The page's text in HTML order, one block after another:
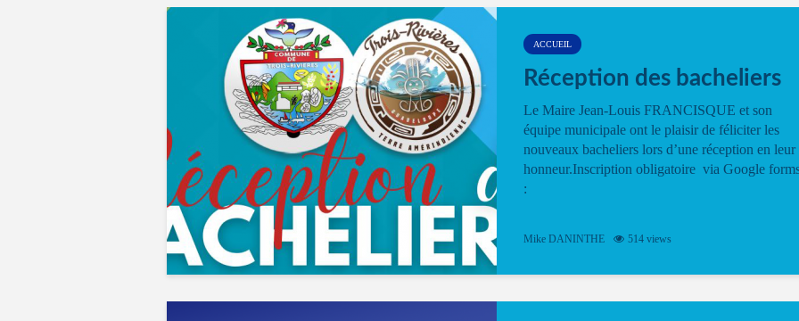
ACCUEIL
Réception des bacheliers
Le Maire Jean-Louis FRANCISQUE et son
équipe municipale ont le plaisir de féliciter les
nouveaux bacheliers lors d’une réception en leur
honneur.Inscription obligatoire via Google
:
Mike DANINTHE 514 views